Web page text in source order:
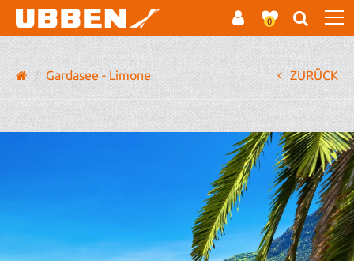
0
Gardasee - Limone ZURÜCK